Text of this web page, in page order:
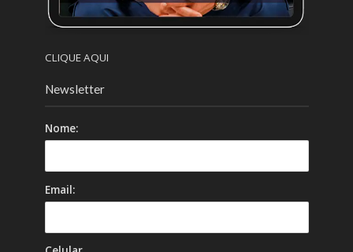
CLIQUE AQUI
Newsletter
Nome:
Email: